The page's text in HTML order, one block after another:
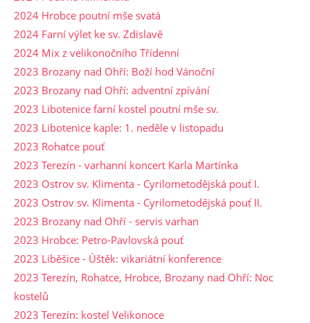
2024 Hrobce poutní mše svatá
2024 Farní výlet ke sv. Zdislavě
2024 Mix z velikonočního Třídenní
2023 Brozany nad Ohří: Boží hod Vánoční
2023 Brozany nad Ohří: adventní zpívání
2023 Libotenice farní kostel poutní mše sv.
2023 Libotenice kaple: 1. neděle v listopadu
2023 Rohatce pouť
2023 Terezín - varhanní koncert Karla Martínka
2023 Ostrov sv. Klimenta - Cyrilometodějská pouť I.
2023 Ostrov sv. Klimenta - Cyrilometodějská pouť II.
2023 Brozany nad Ohří - servis varhan
2023 Hrobce: Petro-Pavlovská pouť
2023 Liběšice - Úštěk: vikariátní konference
2023 Terezín, Rohatce, Hrobce, Brozany nad Ohří: Noc
kostelů
2023 Terezín: kostel Velikonoce